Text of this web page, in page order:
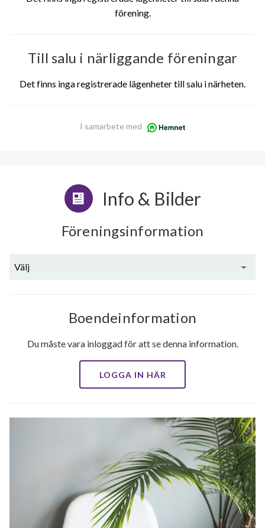
förening.
Till salu i närliggande föreningar
Det finns inga registrerade lägenheter till salu i närheten.
I samarbete med
Info & Bilder
Föreningsinformation
Välj
Boendeinformation
Du måste vara inloggad för att se denna information.
LOGGA IN HÄR